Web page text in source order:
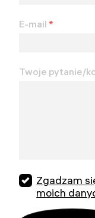
E-mail *
Twoje pytanie/
Zgadzam
moich